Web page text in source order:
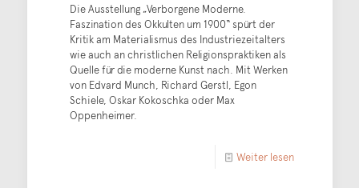
Die Ausstellung „Verborgene Moderne.
Faszination des Okkulten um 1900“ spürt der
Kritik am Materialismus des Industriezeitalters
wie auch an christlichen Religionspraktiken als
Quelle für die moderne Kunst nach. Mit Werken
von Edvard Munch, Richard Gerstl, Egon
Schiele, Oskar Kokoschka oder Max
Oppenheimer.
Weiter lesen